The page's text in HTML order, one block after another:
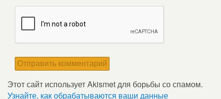
Этот сайт использует Akismet для борьбы со спамом.
Узнайте, как обрабатываются ваши данные